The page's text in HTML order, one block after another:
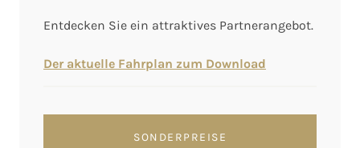
Entdecken Sie ein attraktives Partnerangebot.
Der aktuelle Fahrplan zum Download
SONDERPREISE